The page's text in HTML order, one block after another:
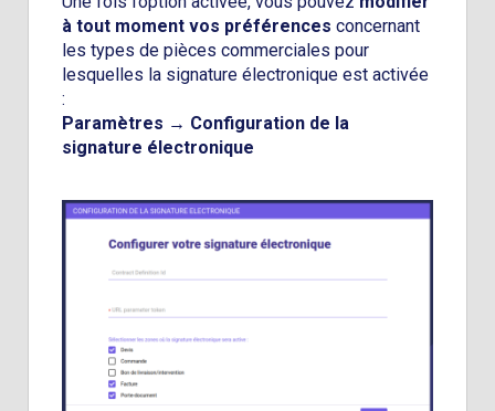
à tout moment vos préférences concernant
les types de pièces commerciales pour
lesquelles la signature électronique est activée
:
Paramètres → Configuration de la
signature électronique